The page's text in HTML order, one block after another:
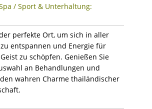
/ Sport & Unterhaltung:
perfekte Ort, um sich in aller
entspannen und Energie für
zu schöpfen. Genießen Sie
an Behandlungen und
wahren Charme thailändischer